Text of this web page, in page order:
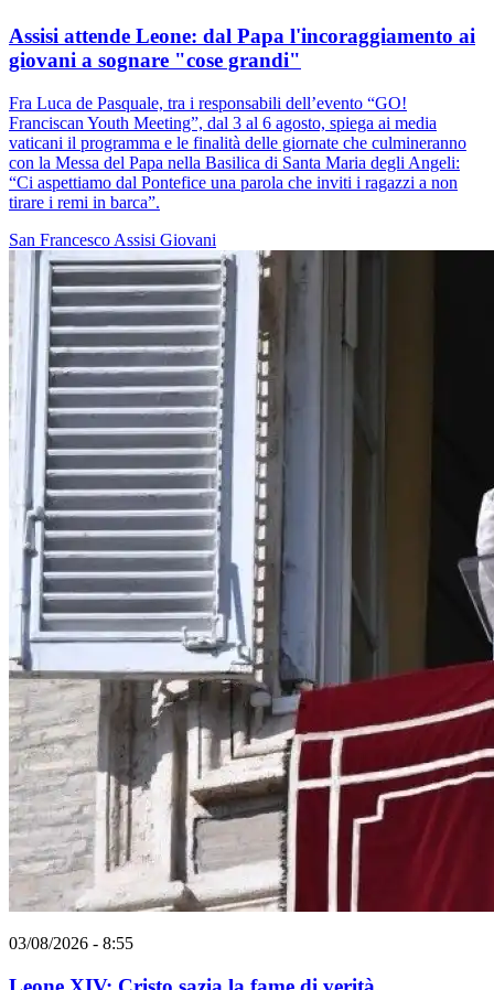
Assisi attende Leone: dal Papa l'incoraggiamento ai
giovani a sognare "cose grandi"
Fra Luca de Pasquale, tra i responsabili dell’evento “GO!
Franciscan Youth Meeting”, dal 3 al 6 agosto, spiega ai media
vaticani il programma e le finalità delle giornate che culmineranno
con la Messa del Papa nella Basilica di Santa Maria degli Angeli:
“Ci aspettiamo dal Pontefice una parola che inviti i ragazzi a non
tirare i remi in barca”.
San Francesco Assisi Giovani
03/08/2026 - 8:55